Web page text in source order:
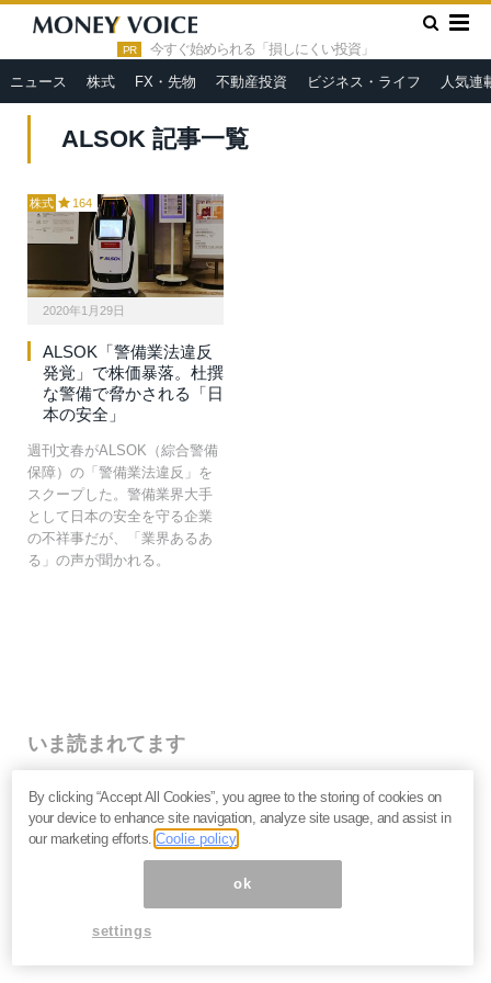
PR 今すぐ始められる「損しにくい投資」
ニュース 株式 FX・先物 不動産投資 ビジネス・ライフ 人気連
HOME » ALSOK
ALSOK 記事一覧
株式 164
2020年1月29日
ALSOK「警備業法違反
発覚」で株価暴落。杜撰
な警備で脅かされる「日
本の安全」
週刊文春がALSOK（綜合警備
保障）の「警備業法違反」を
スクープした。警備業界大手
として日本の安全を守る企業
の不祥事だが、「業界あるあ
る」の声が聞かれる。
いま読まれてます
なぜ個人投資家は「みんなが買っているから」と手を出
して大損するのか？
キオクシア・イオン・NTT…なぜ人気銘柄は思うように
上がらないのか。投資家が見落とす企業の「性質」＝栫
で起きている「負債の危機」を吉田繁治が解説
By clicking “Accept All Cookies”, you agree to the storing of cookies on
your device to enhance site navigation, analyze site usage, and assist in
our marketing efforts.Coolie policy
ok
settings